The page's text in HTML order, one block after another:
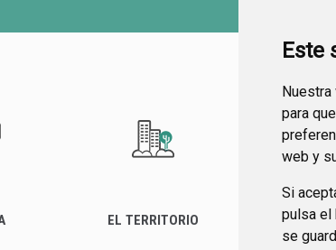
Este
para
web y
Si
pulsa el
se
EL TERRITORIO SEDE